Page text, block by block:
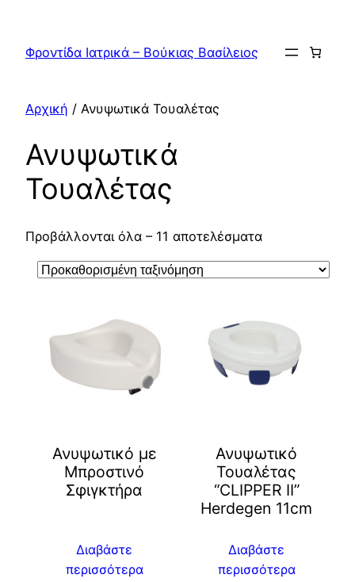
περιεχόμενο
Φροντίδα Ιατρικά – Βούκιας Βασίλειος
Αρχική / Ανυψωτικά Τουαλέτας
Ανυψωτικά
Τουαλέτας
Προβάλλονται όλα – 11 αποτελέσματα
Ανυψωτικό με
Μπροστινό
Σφιγκτήρα
Διαβάστε
περισσότερα
Ανυψωτικό
Τουαλέτας
“CLIPPER II”
Herdegen 11cm
Διαβάστε
περισσότερα